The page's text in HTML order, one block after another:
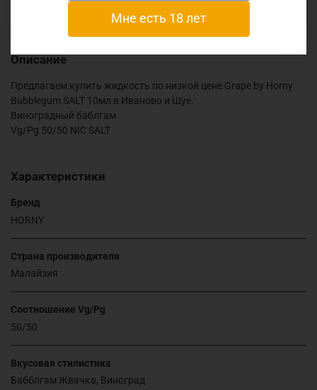
Описание
Предлагаем купить жидкость по низкой цене Grape by Horny
Bubblegum SALT 10мл в Иваново и Шуе.
Виноградный баблгам
Vg/Pg 50/50 NIC SALT
Характеристики
Бренд
HORNY
Страна производителя
Малайзия
Соотношение Vg/Pg
50/50
Вкусовая стилистика
Бабблгам Жвачка, Виноград
Мне есть 18 лет